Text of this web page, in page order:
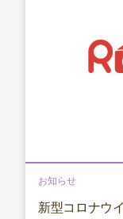
お知らせ
新型コロナウ